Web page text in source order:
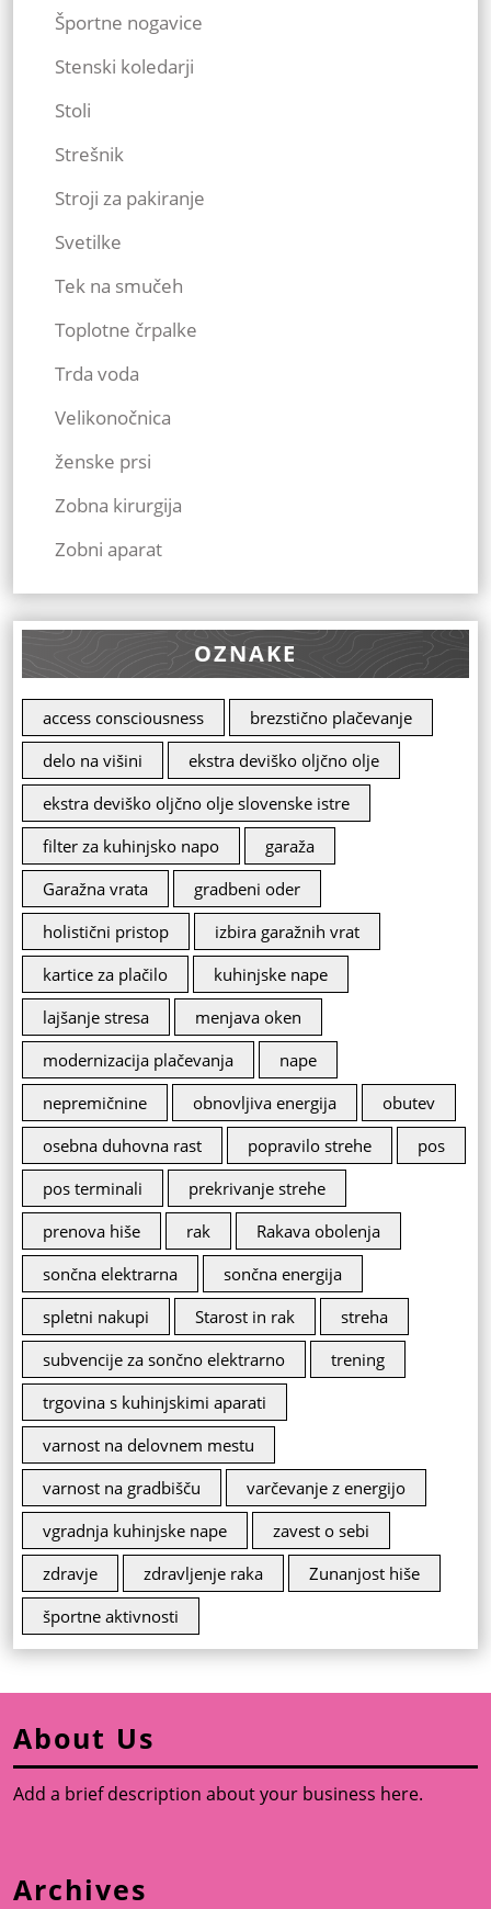
Športne nogavice
Stenski koledarji
Stoli
Strešnik
Stroji za pakiranje
Svetilke
Tek na smučeh
Toplotne črpalke
Trda voda
Velikonočnica
ženske prsi
Zobna kirurgija
Zobni aparat
OZNAKE
access consciousness
brezstično plačevanje
delo na višini
ekstra deviško oljčno olje
ekstra deviško oljčno olje slovenske istre
filter za kuhinjsko napo
garaža
Garažna vrata
gradbeni oder
holistični pristop
izbira garažnih vrat
kartice za plačilo
kuhinjske nape
lajšanje stresa
menjava oken
modernizacija plačevanja
nape
nepremičnine
obnovljiva energija
obutev
osebna duhovna rast
popravilo strehe
pos
pos terminali
prekrivanje strehe
prenova hiše
rak
Rakava obolenja
sončna elektrarna
sončna energija
spletni nakupi
Starost in rak
streha
subvencije za sončno elektrarno
trening
trgovina s kuhinjskimi aparati
varnost na delovnem mestu
varnost na gradbišču
varčevanje z energijo
vgradnja kuhinjske nape
zavest o sebi
zdravje
zdravljenje raka
Zunanjost hiše
športne aktivnosti
About Us
Add a brief description about your business here.
Archives